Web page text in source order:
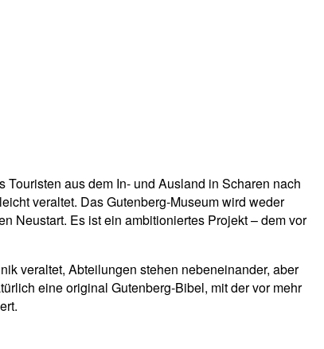
aus dem In- und Ausland in Scharen nach
veraltet. Das Gutenberg-Museum wird weder
Neustart. Es ist ein ambitioniertes Projekt – dem vor
veraltet, Abteilungen stehen nebeneinander, aber
eine original Gutenberg-Bibel, mit der vor mehr